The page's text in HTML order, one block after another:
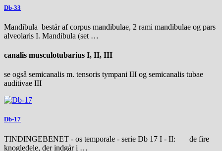
Db-33
Mandibula består af corpus mandibulae, 2 rami mandibulae og pars
alveolaris I. Mandibula (set …
canalis musculotubarius I, II, III
se også semicanalis m. tensoris tympani III og semicanalis tubae
auditivae III
Db-17
TINDINGEBENET - os temporale - serie Db 17 I - II: de fire
knogledele, der indgår i …